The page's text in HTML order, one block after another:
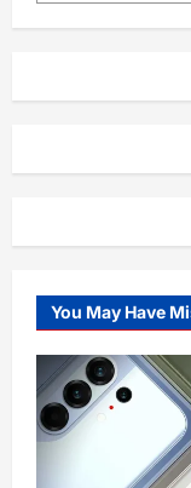
You May Have